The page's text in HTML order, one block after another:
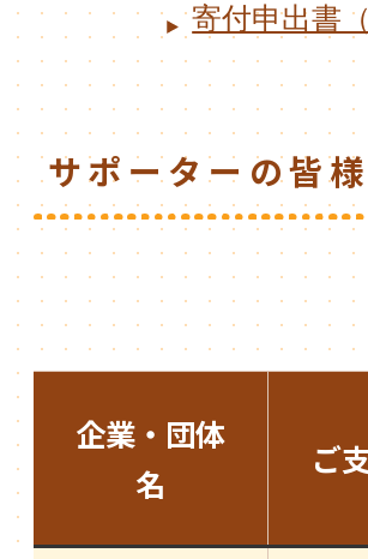
寄付申出書
サポーターの皆様
企業・団体
名
ご